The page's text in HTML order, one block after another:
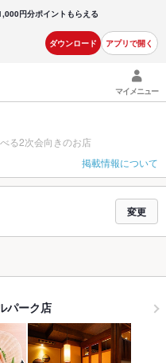
円分ポイントもらえる
ダウンロード アプリで開く
マイメニュー
る2次会向きのお店
掲載情報について
変更
パーク店